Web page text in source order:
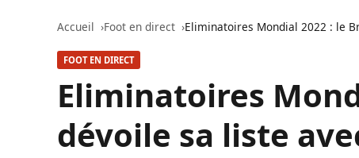
Accueil Foot en direct Eliminatoires Mondial 2022 : le
FOOT EN DIRECT
Eliminatoires
dévoile sa liste